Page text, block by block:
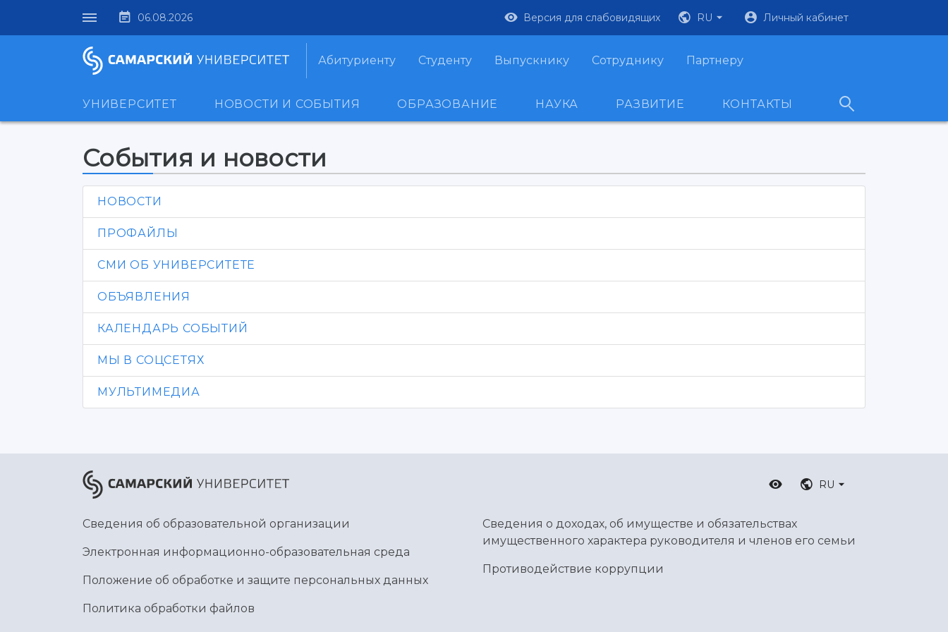
06.08.2026 Версия для слабовидящих RU Личный кабинет
Абитуриенту Студенту Выпускнику Сотруднику Партнеру
УНИВЕРСИТЕТ НОВОСТИ И СОБЫТИЯ ОБРАЗОВАНИЕ НАУКА РАЗВИТИЕ КОНТАКТЫ
События и новости
НОВОСТИ
ПРОФАЙЛЫ
СМИ ОБ УНИВЕРСИТЕТЕ
ОБЪЯВЛЕНИЯ
КАЛЕНДАРЬ СОБЫТИЙ
МЫ В СОЦСЕТЯХ
МУЛЬТИМЕДИА
RU
Сведения об образовательной организации
Электронная информационно-образовательная среда
Положение об обработке и защите персональных данных
Политика обработки файлов
Сведения о доходах, об имуществе и обязательствах
имущественного характера руководителя и членов его семьи
Противодействие коррупции